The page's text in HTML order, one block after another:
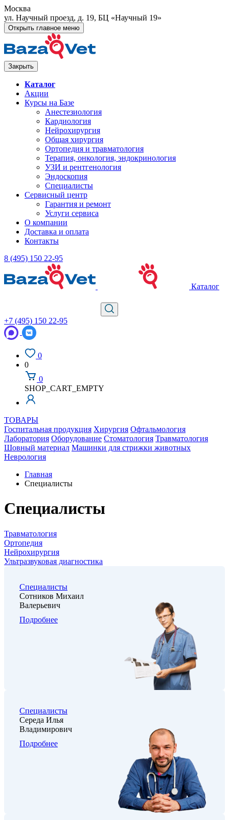
Москва
ул. Научный проезд, д. 19, БЦ «Научный 19»
Открыть главное меню
Закрыть
Каталог
Акции
Курсы на Базе
Анестезиология
Кардиология
Нейрохирургия
Общая хирургия
Ортопедия и травматология
Терапия, онкология, эндокринология
УЗИ и рентгенология
Эндоскопия
Специалисты
Сервисный центр
Гарантия и ремонт
Услуги сервиса
О компании
Доставка и оплата
Контакты
8 (495) 150 22-95
Каталог
+7 (495) 150 22-95
0
0
0
SHOP_CART_EMPTY
ТОВАРЫ
Госпитальная продукция Хирургия Офтальмология
Лаборатория Оборудование Стоматология Травматология
Шовный материал Машинки для стрижки животных
Неврология
Главная
Специалисты
Специалисты
Травматология
Ортопедия
Нейрохирургия
Ультразвуковая диагностика
Специалисты
Сотников Михаил
Валерьевич
Подробнее
Специалисты
Середа Илья
Владимирович
Подробнее